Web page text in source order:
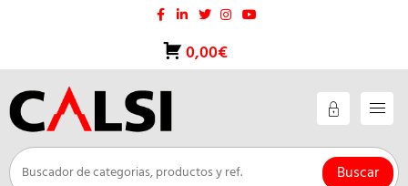
0,00€
Buscar